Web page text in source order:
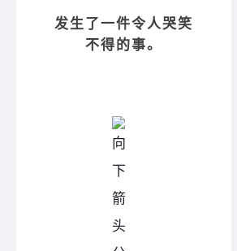
发生了一件令人哭笑
不得的事。